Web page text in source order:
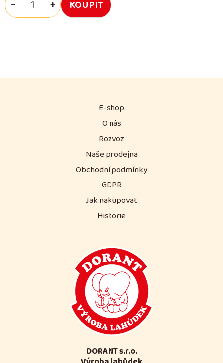
− +
E-shop
O nás
Rozvoz
Naše prodejna
Obchodní podmínky
GDPR
Jak nakupovat
Historie
DORANT s.r.o.